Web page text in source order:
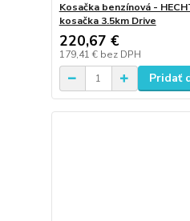
Kosačka benzínová -
kosačka 3.5km Drive
220,67 €
179,41 € bez DPH
Pridať